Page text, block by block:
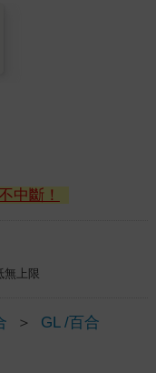
中斷！
無上限
＞ GL /百合